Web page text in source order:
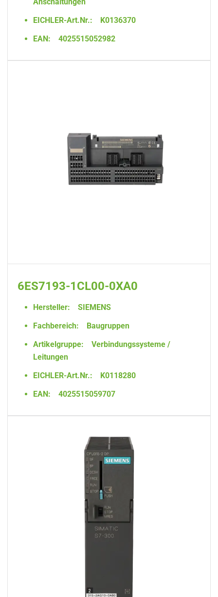
Anschaltungen
EICHLER-Art.Nr.:
K0136370
EAN:
4025515052982
6ES7193-1CL00-0XA0
Hersteller:
SIEMENS
Fachbereich:
Baugruppen
Artikelgruppe:
Verbindungssysteme /
Leitungen
EICHLER-Art.Nr.:
K0118280
EAN:
4025515059707